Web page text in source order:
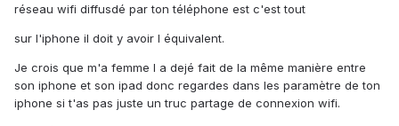
réseau wifi diffusdé par ton téléphone est c'est tout
sur l'iphone il doit y avoir l équivalent.
Je crois que m'a femme l a dejé fait de la même manière entre
son iphone et son ipad donc regardes dans les paramètre de ton
iphone si t'as pas juste un truc partage de connexion wifi.